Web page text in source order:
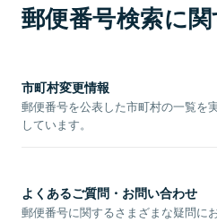
郵便番号検索に
市町村変更情報
郵便番号を公表した市町村の一覧を
しています。
よくあるご質問・お問い合わせ
郵便番号に関するさまざまな疑問に